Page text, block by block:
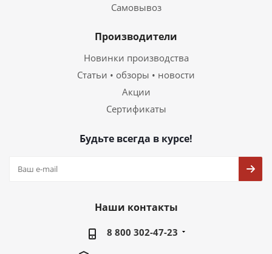
Самовывоз
Производители
Новинки производства
Статьи • обзоры • новости
Акции
Сертификаты
Будьте всегда в курсе!
Наши контакты
8 800 302-47-23